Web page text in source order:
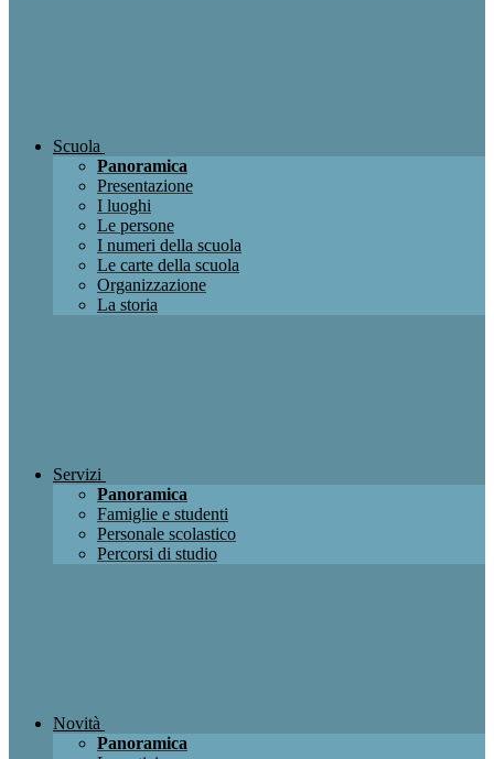
Scuola
Panoramica
Presentazione
I luoghi
Le persone
I numeri della scuola
Le carte della scuola
Organizzazione
La storia
Servizi
Panoramica
Famiglie e studenti
Personale scolastico
Percorsi di studio
Novità
Panoramica